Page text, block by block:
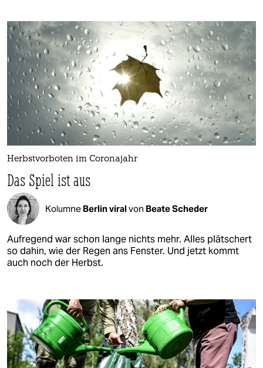
Herbstvorboten im Coronajahr
Das Spiel ist aus
Kolumne Berlin viralvon Beate Scheder
Aufregend war schon lange nichts mehr. Alles plätschert
so dahin, wie der Regen ans Fenster. Und jetzt kommt
auch noch der Herbst.